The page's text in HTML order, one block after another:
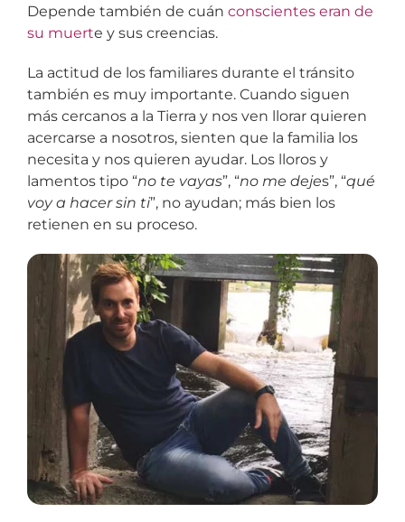
Depende también de cuán conscientes eran de
su muerte y sus creencias.
La actitud de los familiares durante el tránsito
también es muy importante. Cuando siguen
más cercanos a la Tierra y nos ven llorar quieren
acercarse a nosotros, sienten que la familia los
necesita y nos quieren ayudar. Los lloros y
lamentos tipo “no te vayas”, “no me dejes”, “qué
voy a hacer sin ti”, no ayudan; más bien los
retienen en su proceso.